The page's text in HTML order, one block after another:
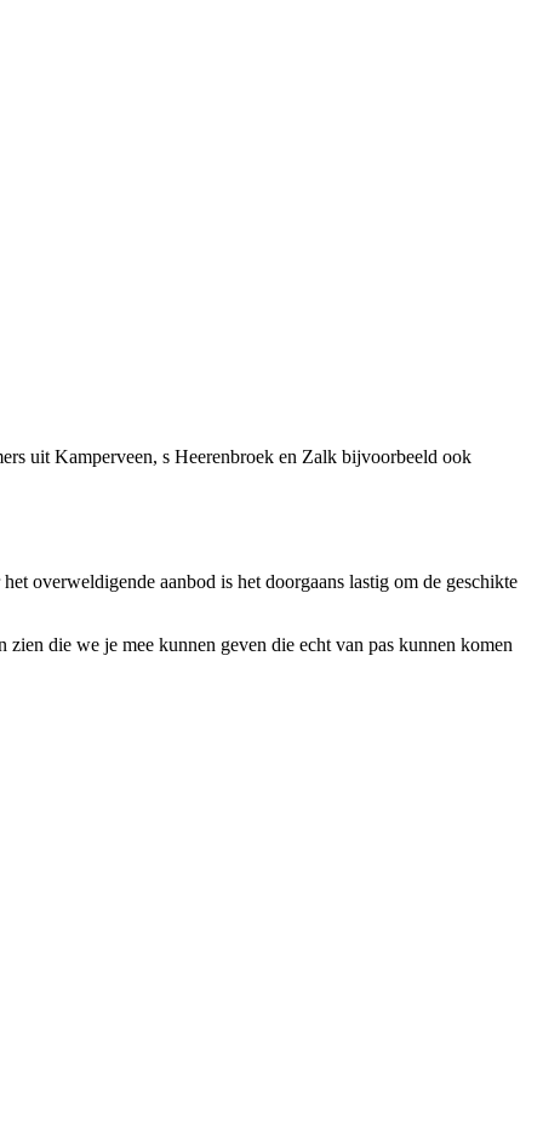
uit Kamperveen, s Heerenbroek en Zalk bijvoorbeeld ook
overweldigende aanbod is het doorgaans lastig om de geschikte
die we je mee kunnen geven die echt van pas kunnen komen